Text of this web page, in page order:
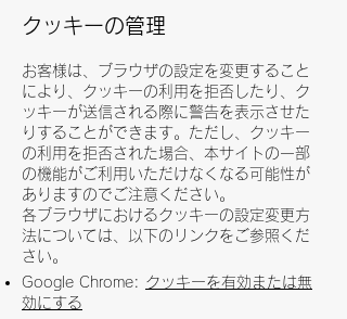
クッキーの管理
お客様は、ブラウザの設定を変更すること
により、クッキーの利用を拒否したり、ク
ッキーが送信される際に警告を表示させた
りすることができます。ただし、クッキー
の利用を拒否された場合、本サイトの一部
の機能がご利用いただけなくなる可能性が
ありますのでご注意ください。
各ブラウザにおけるクッキーの設定変更方
法については、以下のリンクをご参照くだ
さい。
Google Chrome: クッキーを有効または無
効にする